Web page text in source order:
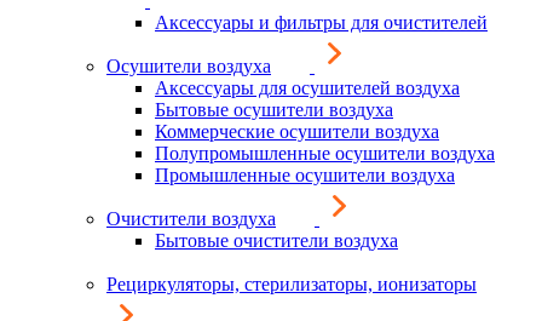
Аксессуары и фильтры для очистителей
Осушители воздуха
Аксессуары для осушителей воздуха
Бытовые осушители воздуха
Коммерческие осушители воздуха
Полупромышленные осушители воздуха
Промышленные осушители воздуха
Очистители воздуха
Бытовые очистители воздуха
Рециркуляторы, стерилизаторы, ионизаторы